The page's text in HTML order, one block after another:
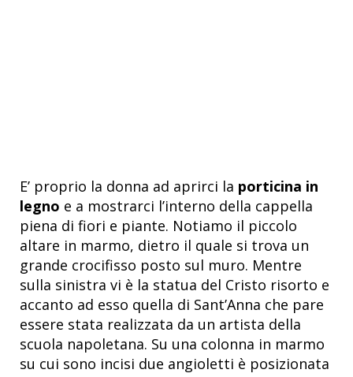
E’ proprio la donna ad aprirci la porticina in
legno e a mostrarci l’interno della cappella
piena di fiori e piante. Notiamo il piccolo
altare in marmo, dietro il quale si trova un
grande crocifisso posto sul muro. Mentre
sulla sinistra vi è la statua del Cristo risorto e
accanto ad esso quella di Sant’Anna che pare
essere stata realizzata da un artista della
scuola napoletana. Su una colonna in marmo
su cui sono incisi due angioletti è posizionata